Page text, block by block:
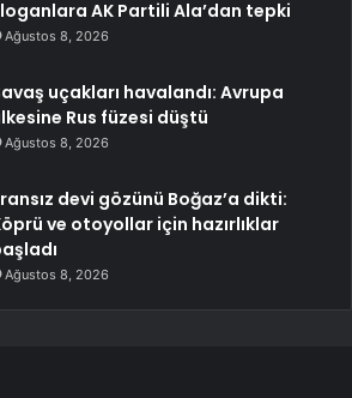
AK Partili Ala’dan tepki
Ağustos 8, 2026
uçakları havalandı: Avrupa
Rus füzesi düştü
Ağustos 8, 2026
devi gözünü Boğaz’a dikti:
ve otoyollar için hazırlıklar
Ağustos 8, 2026